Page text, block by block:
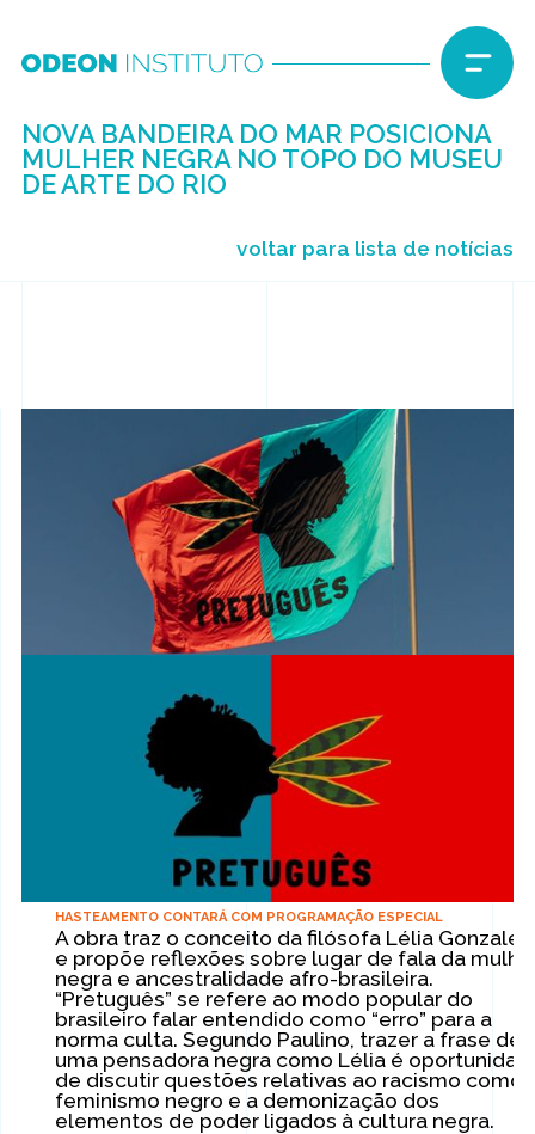
NOVA BANDEIRA DO MAR POSICIONA
MULHER NEGRA NO TOPO DO MUSEU
DE ARTE DO RIO
voltar para lista de notícias
HASTEAMENTO CONTARÁ COM PROGRAMAÇÃO ESPECIAL
A obra traz o conceito da filósofa Lélia Gonzalez
e propõe reflexões sobre lugar de fala da
negra e ancestralidade afro-brasileira.
“Pretuguês” se refere ao modo popular do
brasileiro falar entendido como “erro” para a
norma culta. Segundo Paulino, trazer a frase de
uma pensadora negra como Lélia é
de discutir questões relativas ao racismo como
feminismo negro e a demonização dos
elementos de poder ligados à cultura negra.